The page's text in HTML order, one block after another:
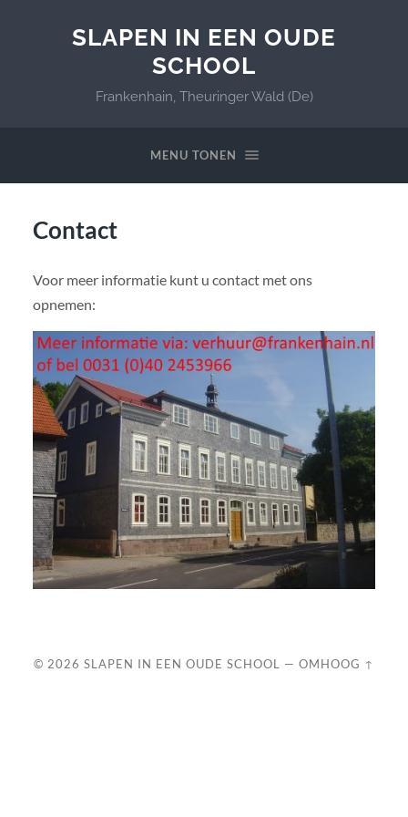
SLAPEN IN EEN OUDE
SCHOOL
Frankenhain, Theuringer Wald (De)
MENU TONEN
Contact
Voor meer informatie kunt u contact met ons
opnemen:
© 2026 SLAPEN IN EEN OUDE SCHOOL — OMHOOG ↑